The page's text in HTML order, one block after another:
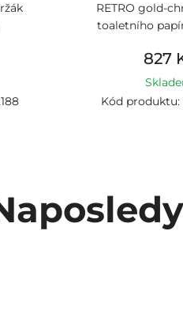
RETRO gold-
toaletního
827
Kód produktu: